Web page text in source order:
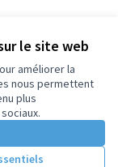
le site web
améliorer la
nous permettent
plus